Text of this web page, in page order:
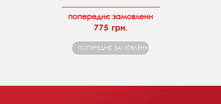
попереднє замовленн
775 грн.
ПОПЕРЕДНЄ ЗАМОВЛЕННЯ